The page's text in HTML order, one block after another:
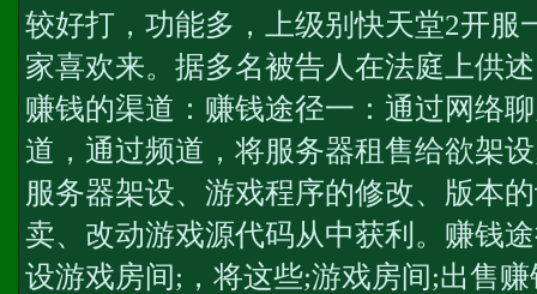
较好打，功能多，上级别快天堂2开服
家喜欢来。据多名被告人在法庭上供
赚钱的渠道：赚钱途径一：通过网络
道，通过频道，将服务器租售给欲架
服务器架设、游戏程序的修改、版本
卖、改动游戏源代码从中获利。赚钱
设游戏房间;，将这些;游戏房间;出售